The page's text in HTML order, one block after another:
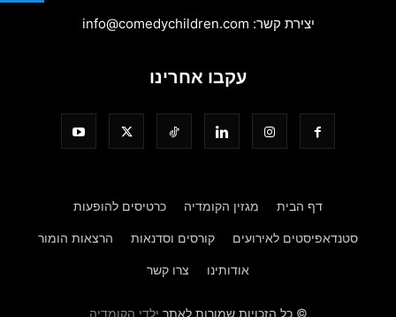
יצירת קשר: info@comedychildren.com
עקבו אחרינו
דף הבית מגזין הקומדיה כרטיסים להופעות
סטנדאפיסטים לאירועים קורסים וסדנאות הרצאות הומור
אודותינו צרו קשר
© כל הזכויות שמורות לאתר ילדי הקומדיה